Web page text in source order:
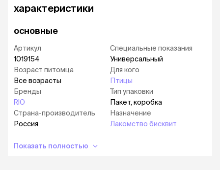
характеристики
основные
Артикул
1019154
Возраст питомца
Все возрасты
Бренды
RIO
Страна-производитель
Россия
Специальные показания
Универсальный
Для кого
Птицы
Тип упаковки
Пакет, коробка
Назначение
Лакомство бисквит
Показать полностью